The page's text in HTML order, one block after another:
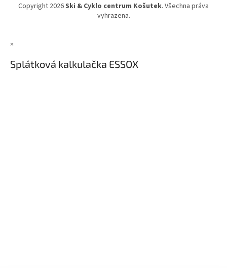
Copyright 2026Ski & Cyklo centrum Košutek. Všechna práva
vyhrazena.
×
Splátková kalkulačka ESSOX